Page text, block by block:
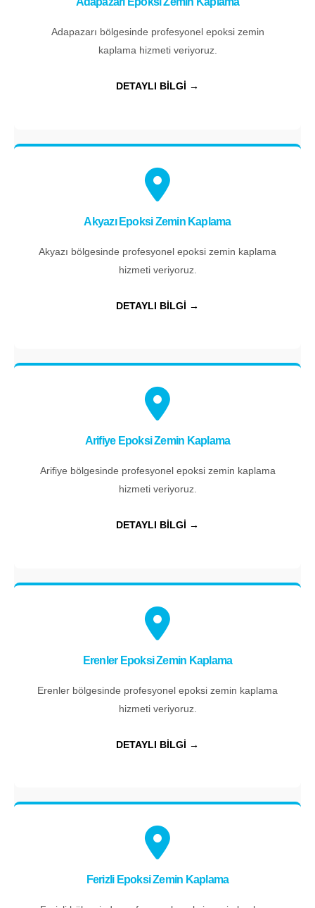
Adapazarı bölgesinde profesyonel epoksi zemin
kaplama hizmeti veriyoruz.
DETAYLI BİLGİ →
Akyazı Epoksi Zemin Kaplama
Akyazı bölgesinde profesyonel epoksi zemin kaplama
hizmeti veriyoruz.
DETAYLI BİLGİ →
Arifiye Epoksi Zemin Kaplama
Arifiye bölgesinde profesyonel epoksi zemin kaplama
hizmeti veriyoruz.
DETAYLI BİLGİ →
Erenler Epoksi Zemin Kaplama
Erenler bölgesinde profesyonel epoksi zemin kaplama
hizmeti veriyoruz.
DETAYLI BİLGİ →
Ferizli Epoksi Zemin Kaplama